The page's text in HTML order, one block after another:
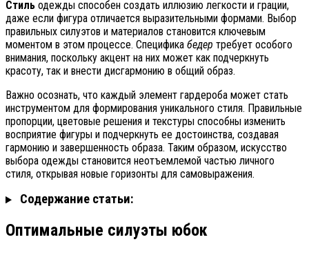
Стиль одежды способен создать иллюзию легкости и грации,
даже если фигура отличается выразительными формами. Выбор
правильных силуэтов и материалов становится ключевым
моментом в этом процессе. Специфика бедер требует особого
внимания, поскольку акцент на них может как подчеркнуть
красоту, так и внести дисгармонию в общий образ.
Важно осознать, что каждый элемент гардероба может стать
инструментом для формирования уникального стиля. Правильные
пропорции, цветовые решения и текстуры способны изменить
восприятие фигуры и подчеркнуть ее достоинства, создавая
гармонию и завершенность образа. Таким образом, искусство
выбора одежды становится неотъемлемой частью личного
стиля, открывая новые горизонты для самовыражения.
Содержание статьи:
Оптимальные силуэты юбок